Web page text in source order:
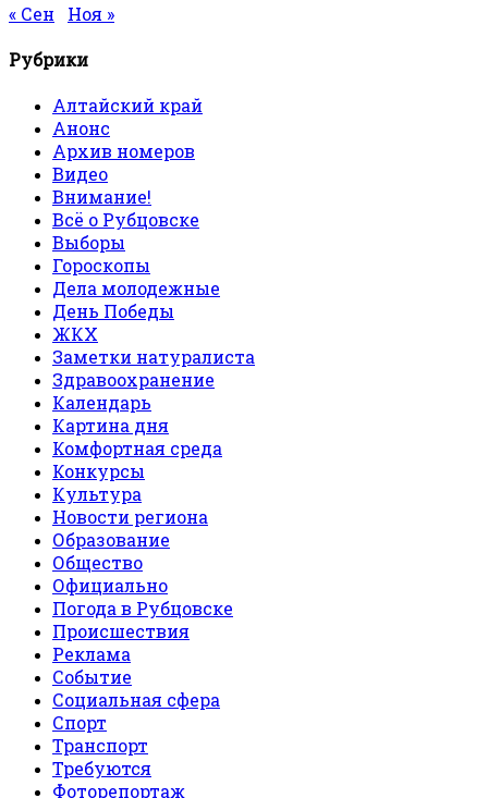
« Сен
Ноя »
Рубрики
Алтайский край
Анонс
Архив номеров
Видео
Внимание!
Всё о Рубцовске
Выборы
Гороскопы
Дела молодежные
День Победы
ЖКХ
Заметки натуралиста
Здравоохранение
Календарь
Картина дня
Комфортная среда
Конкурсы
Культура
Новости региона
Образование
Общество
Официально
Погода в Рубцовске
Происшествия
Реклама
Событие
Социальная сфера
Спорт
Транспорт
Требуются
Фоторепортаж